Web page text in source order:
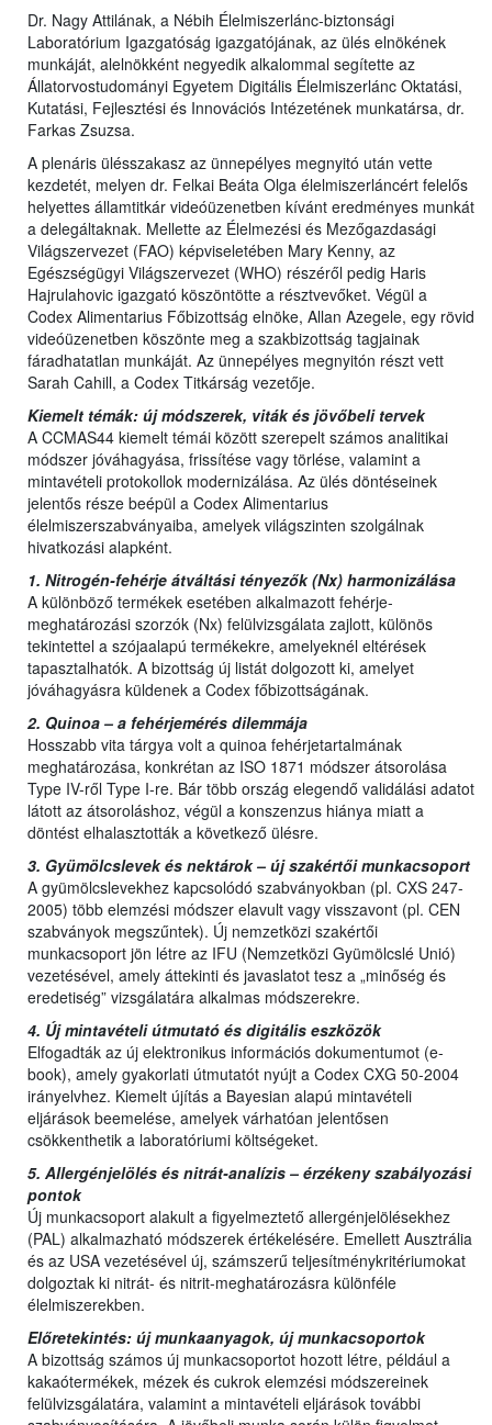
Dr. Nagy Attilának, a Nébih Élelmiszerlánc-biztonsági
Laboratórium Igazgatóság igazgatójának, az ülés elnökének
munkáját, alelnökként negyedik alkalommal segítette az
Állatorvostudományi Egyetem Digitális Élelmiszerlánc Oktatási,
Kutatási, Fejlesztési és Innovációs Intézetének munkatársa, dr.
Farkas Zsuzsa.
A plenáris ülésszakasz az ünnepélyes megnyitó után vette
kezdetét, melyen dr. Felkai Beáta Olga élelmiszerláncért felelős
helyettes államtitkár videóüzenetben kívánt eredményes munkát
a delegáltaknak. Mellette az Élelmezési és Mezőgazdasági
Világszervezet (FAO) képviseletében Mary Kenny, az
Egészségügyi Világszervezet (WHO) részéről pedig Haris
Hajrulahovic igazgató köszöntötte a résztvevőket. Végül a
Codex Alimentarius Főbizottság elnöke, Allan Azegele, egy rövid
videóüzenetben köszönte meg a szakbizottság tagjainak
fáradhatatlan munkáját. Az ünnepélyes megnyitón részt vett
Sarah Cahill, a Codex Titkárság vezetője.
Kiemelt témák: új módszerek, viták és jövőbeli tervek
A CCMAS44 kiemelt témái között szerepelt számos analitikai
módszer jóváhagyása, frissítése vagy törlése, valamint a
mintavételi protokollok modernizálása. Az ülés döntéseinek
jelentős része beépül a Codex Alimentarius
élelmiszerszabványaiba, amelyek világszinten szolgálnak
hivatkozási alapként.
1. Nitrogén-fehérje átváltási tényezők (Nx) harmonizálása
A különböző termékek esetében alkalmazott fehérje-
meghatározási szorzók (Nx) felülvizsgálata zajlott, különös
tekintettel a szójaalapú termékekre, amelyeknél eltérések
tapasztalhatók. A bizottság új listát dolgozott ki, amelyet
jóváhagyásra küldenek a Codex főbizottságának.
2. Quinoa – a fehérjemérés dilemmája
Hosszabb vita tárgya volt a quinoa fehérjetartalmának
meghatározása, konkrétan az ISO 1871 módszer átsorolása
Type IV-ről Type I-re. Bár több ország elegendő validálási adatot
látott az átsoroláshoz, végül a konszenzus hiánya miatt a
döntést elhalasztották a következő ülésre.
3. Gyümölcslevek és nektárok – új szakértői munkacsoport
A gyümölcslevekhez kapcsolódó szabványokban (pl. CXS 247-
2005) több elemzési módszer elavult vagy visszavont (pl. CEN
szabványok megszűntek). Új nemzetközi szakértői
munkacsoport jön létre az IFU (Nemzetközi Gyümölcslé Unió)
vezetésével, amely áttekinti és javaslatot tesz a „minőség és
eredetiség” vizsgálatára alkalmas módszerekre.
4. Új mintavételi útmutató és digitális eszközök
Elfogadták az új elektronikus információs dokumentumot (e-
book), amely gyakorlati útmutatót nyújt a Codex CXG 50-2004
irányelvhez. Kiemelt újítás a Bayesian alapú mintavételi
eljárások beemelése, amelyek várhatóan jelentősen
csökkenthetik a laboratóriumi költségeket.
5. Allergénjelölés és nitrát-analízis – érzékeny szabályozási
pontok
Új munkacsoport alakult a figyelmeztető allergénjelölésekhez
(PAL) alkalmazható módszerek értékelésére. Emellett Ausztrália
és az USA vezetésével új, számszerű teljesítménykritériumokat
dolgoztak ki nitrát- és nitrit-meghatározásra különféle
élelmiszerekben.
Előretekintés: új munkaanyagok, új munkacsoportok
A bizottság számos új munkacsoportot hozott létre, például a
kakaótermékek, mézek és cukrok elemzési módszereinek
felülvizsgálatára, valamint a mintavételi eljárások további